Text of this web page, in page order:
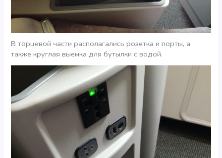
В торцевой части располагались розетка и порты, а
также круглая выемка для бутылки с водой.